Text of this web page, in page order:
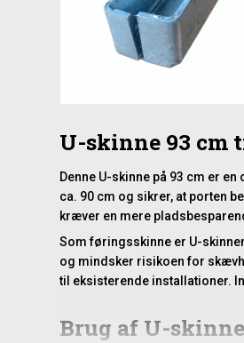
U-skinne 93 cm
Denne U-skinne på 93 cm er
ca. 90 cm og sikrer, at porten
kræver en mere
Som føringsskinne er U-
og mindsker risikoen for
til eksisterende installationer.
Brug af U-